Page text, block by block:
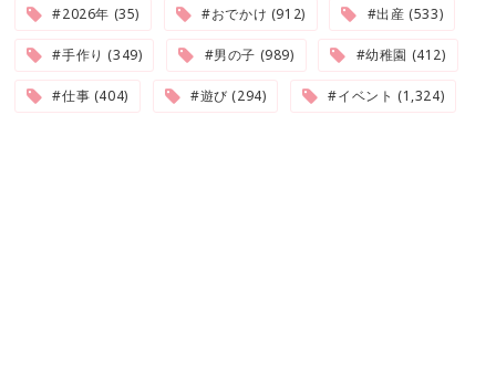
#2026年 (35) #おでかけ (912) #出産 (533)
#手作り (349) #男の子 (989) #幼稚園 (412)
#仕事 (404) #遊び (294) #イベント (1,324)